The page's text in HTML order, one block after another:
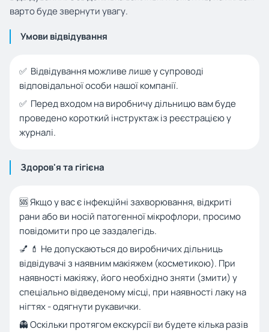
варто буде звернути увагу.
Умови відвідування
✅ Відвідування можливе лише у супроводі
відповідальної особи нашої компанії.
✅ Перед входом на виробничу дільницю вам буде
проведено короткий інструктаж із реєстрацією у
журналі.
Здоров'я та гігієна
🆘 Якщо у вас є інфекційні захворювання, відкриті
рани або ви носій патогенної мікрофлори, просимо
повідомити про це заздалегідь.
💅 💄 Не допускаються до виробничих дільниць
відвідувачі з наявним макіяжем (косметикою). При
наявності макіяжу, його необхідно зняти (змити) у
спеціально відведеному місці, при наявності лаку на
нігтях - одягнути рукавички.
👻 Оскільки протягом екскурсії ви будете кілька разів